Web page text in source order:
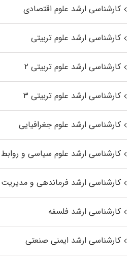
کارشناسی ارشد علوم اقتصادی
کارشناسی ارشد علوم تربیتی
کارشناسی ارشد علوم تربیتی ۲
کارشناسی ارشد علوم تربیتی ۳
کارشناسی ارشد علوم جغرافیایی
کارشناسی ارشد علوم سیاسی و روابط
کارشناسی ارشد فرماندهی و مدیریت
کارشناسی ارشد فلسفه
کارشناسی ارشد ایمنی صنعتی